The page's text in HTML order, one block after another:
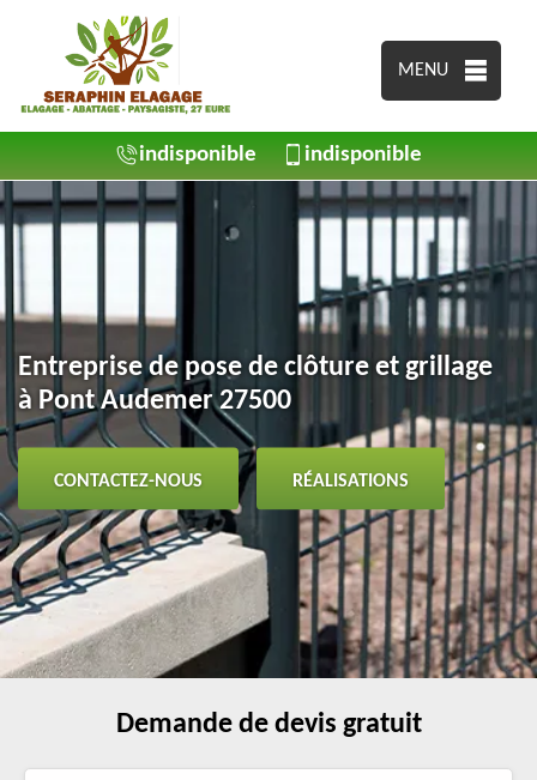
MENU
indisponible indisponible
Entreprise de pose de clôture et grillage
à Pont Audemer 27500
CONTACTEZ-NOUS RÉALISATIONS
Demande de devis gratuit